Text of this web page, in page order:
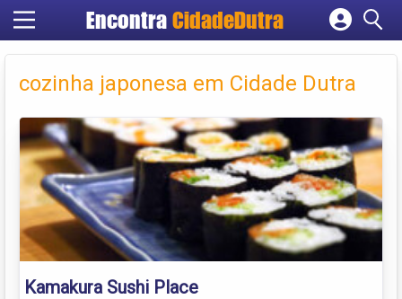
Encontra CidadeDutra
Cadastrar empresa
Criar conta
cozinha japonesa em Cidade Dutra
Kamakura Sushi Place